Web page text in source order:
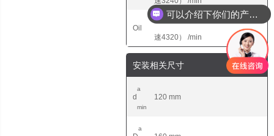
Oil
5760（安全转
速4320） /min
油润滑
安装相关尺寸
d
a
min
120 mm
a
可以介绍下你们的产品么